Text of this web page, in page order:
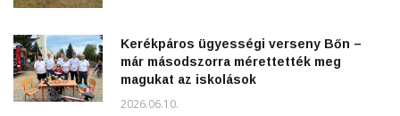
Kerékpáros ügyességi verseny Bőn –
már másodszorra mérettették meg
magukat az iskolások
2026.06.10.